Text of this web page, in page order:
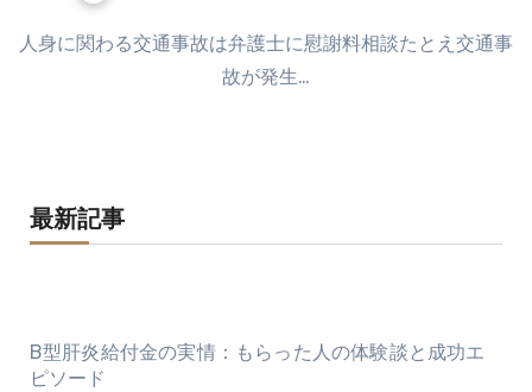
人身に関わる交通事故は弁護士に慰謝料相談たとえ交通事
故が発生…
最新記事
B型肝炎給付金の実情：もらった人の体験談と成功エ
ピソード